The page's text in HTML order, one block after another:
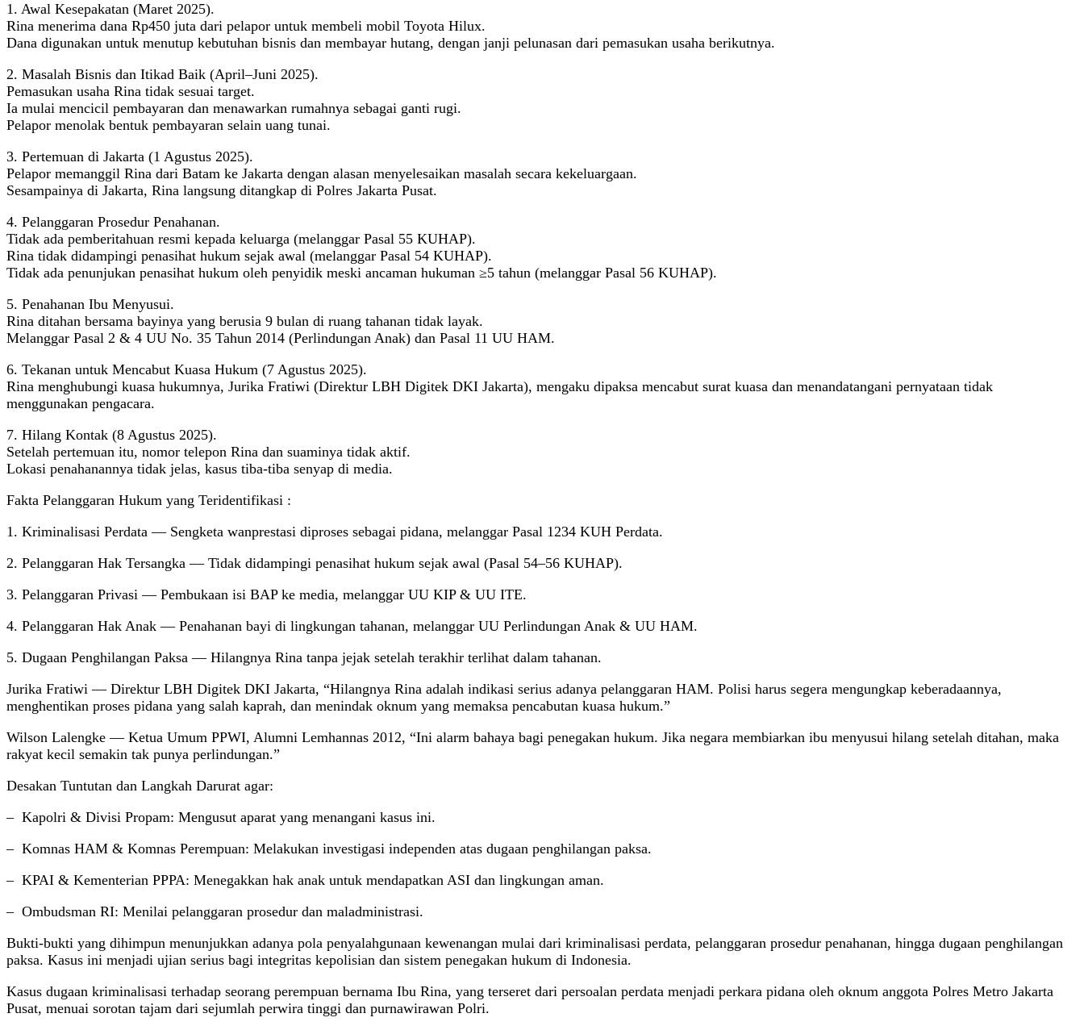
1. Awal Kesepakatan (Maret 2025).
Rina menerima dana Rp450 juta dari pelapor untuk membeli mobil Toyota Hilux.
Dana digunakan untuk menutup kebutuhan bisnis dan membayar hutang, dengan janji pelunasan dari pemasukan usaha berikutnya.
2. Masalah Bisnis dan Itikad Baik (April–Juni 2025).
Pemasukan usaha Rina tidak sesuai target.
Ia mulai mencicil pembayaran dan menawarkan rumahnya sebagai ganti rugi.
Pelapor menolak bentuk pembayaran selain uang tunai.
3. Pertemuan di Jakarta (1 Agustus 2025).
Pelapor memanggil Rina dari Batam ke Jakarta dengan alasan menyelesaikan masalah secara kekeluargaan.
Sesampainya di Jakarta, Rina langsung ditangkap di Polres Jakarta Pusat.
4. Pelanggaran Prosedur Penahanan.
Tidak ada pemberitahuan resmi kepada keluarga (melanggar Pasal 55 KUHAP).
Rina tidak didampingi penasihat hukum sejak awal (melanggar Pasal 54 KUHAP).
Tidak ada penunjukan penasihat hukum oleh penyidik meski ancaman hukuman ≥5 tahun (melanggar Pasal 56 KUHAP).
5. Penahanan Ibu Menyusui.
Rina ditahan bersama bayinya yang berusia 9 bulan di ruang tahanan tidak layak.
Melanggar Pasal 2 & 4 UU No. 35 Tahun 2014 (Perlindungan Anak) dan Pasal 11 UU HAM.
6. Tekanan untuk Mencabut Kuasa Hukum (7 Agustus 2025).
Rina menghubungi kuasa hukumnya, Jurika Fratiwi (Direktur LBH Digitek DKI Jakarta), mengaku dipaksa mencabut surat kuasa dan menandatangani pernyataan tidak
menggunakan pengacara.
7. Hilang Kontak (8 Agustus 2025).
Setelah pertemuan itu, nomor telepon Rina dan suaminya tidak aktif.
Lokasi penahanannya tidak jelas, kasus tiba-tiba senyap di media.
Fakta Pelanggaran Hukum yang Teridentifikasi :
1. Kriminalisasi Perdata — Sengketa wanprestasi diproses sebagai pidana, melanggar Pasal 1234 KUH Perdata.
2. Pelanggaran Hak Tersangka — Tidak didampingi penasihat hukum sejak awal (Pasal 54–56 KUHAP).
3. Pelanggaran Privasi — Pembukaan isi BAP ke media, melanggar UU KIP & UU ITE.
4. Pelanggaran Hak Anak — Penahanan bayi di lingkungan tahanan, melanggar UU Perlindungan Anak & UU HAM.
5. Dugaan Penghilangan Paksa — Hilangnya Rina tanpa jejak setelah terakhir terlihat dalam tahanan.
Jurika Fratiwi — Direktur LBH Digitek DKI Jakarta, “Hilangnya Rina adalah indikasi serius adanya pelanggaran HAM. Polisi harus segera mengungkap keberadaannya,
menghentikan proses pidana yang salah kaprah, dan menindak oknum yang memaksa pencabutan kuasa hukum.”
Wilson Lalengke — Ketua Umum PPWI, Alumni Lemhannas 2012, “Ini alarm bahaya bagi penegakan hukum. Jika negara membiarkan ibu menyusui hilang setelah ditahan, maka
rakyat kecil semakin tak punya perlindungan.”
Desakan Tuntutan dan Langkah Darurat agar:
– Kapolri & Divisi Propam: Mengusut aparat yang menangani kasus ini.
– Komnas HAM & Komnas Perempuan: Melakukan investigasi independen atas dugaan penghilangan paksa.
– KPAI & Kementerian PPPA: Menegakkan hak anak untuk mendapatkan ASI dan lingkungan aman.
– Ombudsman RI: Menilai pelanggaran prosedur dan maladministrasi.
Bukti-bukti yang dihimpun menunjukkan adanya pola penyalahgunaan kewenangan mulai dari kriminalisasi perdata, pelanggaran prosedur penahanan, hingga dugaan penghilangan
paksa. Kasus ini menjadi ujian serius bagi integritas kepolisian dan sistem penegakan hukum di Indonesia.
Kasus dugaan kriminalisasi terhadap seorang perempuan bernama Ibu Rina, yang terseret dari persoalan perdata menjadi perkara pidana oleh oknum anggota Polres Metro Jakarta
Pusat, menuai sorotan tajam dari sejumlah perwira tinggi dan purnawirawan Polri.